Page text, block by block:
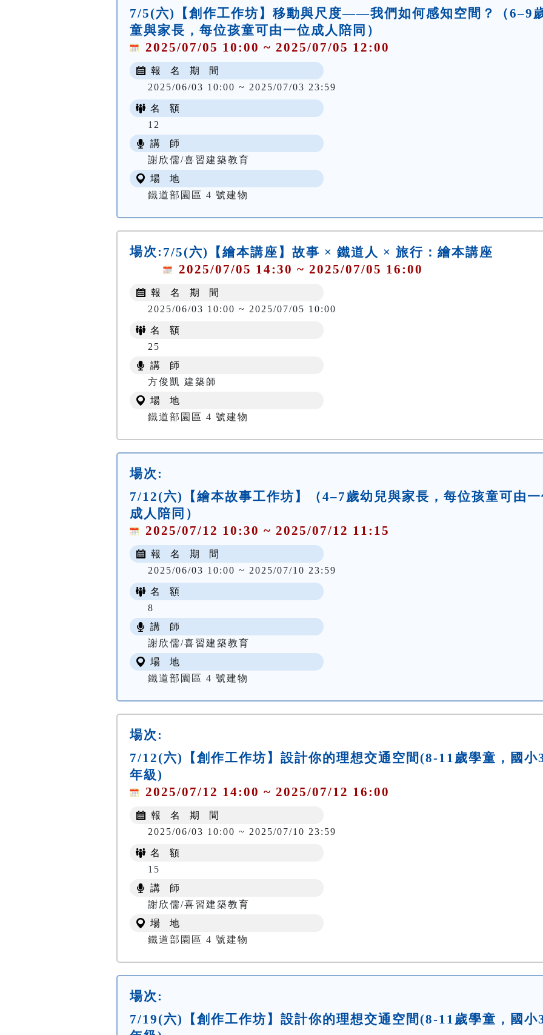
7/5(六)【創作工作坊】移動與尺度——我們如何感知空間？（6–9
童與家長，每位孩童可由一位成人陪同）
2025/07/05 10:00 ~ 2025/07/05 12:00
報 名 期 間
2025/06/03 10:00 ~ 2025/07/03 23:59
名 額
12
講 師
謝欣儒/喜習建築教育
場 地
鐵道部園區 4 號建物
場次: 7/5(六)【繪本講座】故事 × 鐵道人 × 旅行：繪本講座
2025/07/05 14:30 ~ 2025/07/05 16:00
報 名 期 間
2025/06/03 10:00 ~ 2025/07/05 10:00
名 額
25
講 師
方俊凱 建築師
場 地
鐵道部園區 4 號建物
場次:
7/12(六)【繪本故事工作坊】（4–7歲幼兒與家長，每位孩童可由
成人陪同）
2025/07/12 10:30 ~ 2025/07/12 11:15
報 名 期 間
2025/06/03 10:00 ~ 2025/07/10 23:59
名 額
8
講 師
謝欣儒/喜習建築教育
場 地
鐵道部園區 4 號建物
場次:
7/12(六)【創作工作坊】設計你的理想交通空間(8-11歲學童，國小
年級)
2025/07/12 14:00 ~ 2025/07/12 16:00
報 名 期 間
2025/06/03 10:00 ~ 2025/07/10 23:59
名 額
15
講 師
謝欣儒/喜習建築教育
場 地
鐵道部園區 4 號建物
場次:
7/19(六)【創作工作坊】設計你的理想交通空間(8-11歲學童，國小